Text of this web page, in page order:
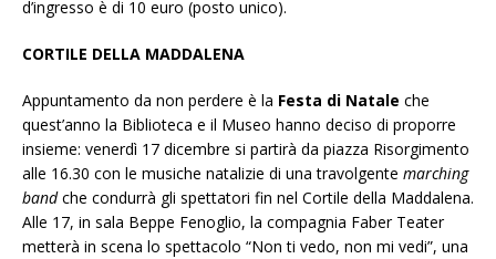
d’ingresso è di 10 euro (posto unico).
CORTILE DELLA MADDALENA
Appuntamento da non perdere è la Festa di Natale che
quest’anno la Biblioteca e il Museo hanno deciso di proporre
insieme: venerdì 17 dicembre si partirà da piazza Risorgimento
alle 16.30 con le musiche natalizie di una travolgente marching
bandche condurrà gli spettatori fin nel Cortile della Maddalena.
Alle 17, in sala Beppe Fenoglio, la compagnia Faber Teater
metterà in scena lo spettacolo “Non ti vedo, non mi vedi”, una